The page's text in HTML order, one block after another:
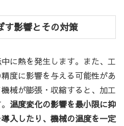
す影響とその対策
に熱を発生します。また、工
度に影響を与える可能性があ
械が膨張・収縮すると、加工
温度変化の影響を最小限に抑
入したり、機械の温度を一定